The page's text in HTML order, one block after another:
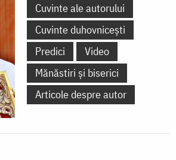
Cuvinte ale autorului
Cuvinte duhovnicești
Predici
Video
Mănăstiri și biserici
Articole despre autor